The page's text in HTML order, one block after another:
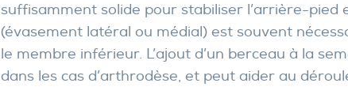
suffisamment solide pour stabiliser l’arrière-pied
(évasement latéral ou médial) est souvent
le membre inférieur. L’ajout d’un berceau à la
dans les cas d’arthrodèse, et peut aider au